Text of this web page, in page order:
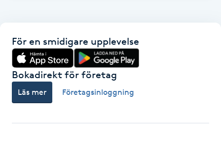
Hårvård
Hälsa
Hälsprickor
För en smidigare upplevelse
Bokadirekt för företag
Läs mer Företagsinloggning